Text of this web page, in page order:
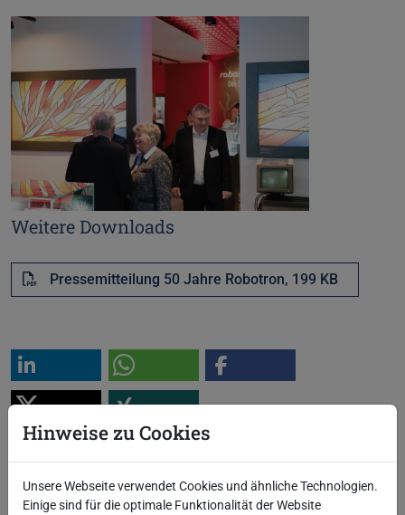
Weitere Downloads
Pressemitteilung 50 Jahre Robotron, 199 KB
Zurück
Hinweise zu Cookies
Unsere Webseite verwendet Cookies und ähnliche Technologien.
Einige sind für die optimale Funktionalität der Website